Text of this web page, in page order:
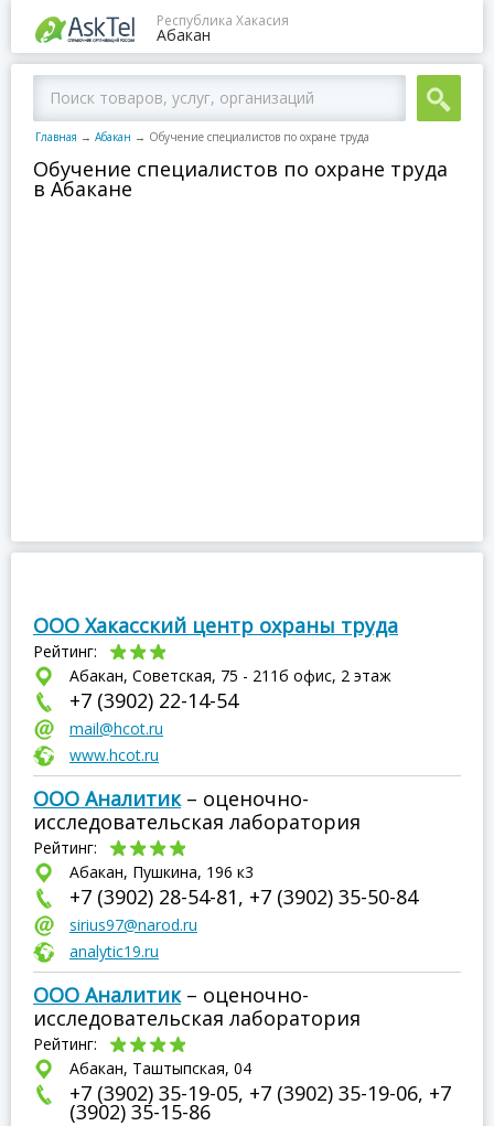
Республика Хакасия
Абакан
Главная → Абакан → Обучение специалистов по охране труда
Обучение специалистов по охране труда
в Абакане
ООО Хакасский центр охраны труда
Рейтинг:
Абакан, Советская, 75 - 211б офис, 2 этаж
+7 (3902) 22-14-54
mail@hcot.ru
www.hcot.ru
ООО Аналитик– оценочно-
исследовательская лаборатория
Рейтинг:
Абакан, Пушкина, 196 к3
+7 (3902) 28-54-81, +7 (3902) 35-50-84
sirius97@narod.ru
analytic19.ru
ООО Аналитик– оценочно-
исследовательская лаборатория
Рейтинг:
Абакан, Таштыпская, 04
+7 (3902) 35-19-05, +7 (3902) 35-19-06, +7
(3902) 35-15-86